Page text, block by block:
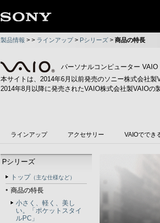
製品情報 > > ラインアップ> Pシリーズ > 商品の特長
パーソナルコンピューター VAIO
本サイトは、2014年6月以前発売のソニー株式会社製
2014年8月以降に発売されたVAIO株式会社製VAIOの
ラインアップ アクセサリー VAIOででき
Pシリーズ
トップ （主な仕様など）
商品の特長
小さく、軽く、美し
い。「ポケットスタイ
ルPC」